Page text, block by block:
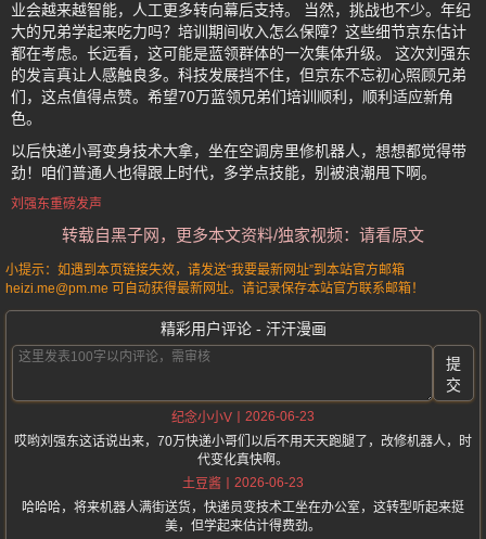
业会越来越智能，人工更多转向幕后支持。 当然，挑战也不少。年纪
大的兄弟学起来吃力吗？培训期间收入怎么保障？这些细节京东估计
都在考虑。长远看，这可能是蓝领群体的一次集体升级。 这次刘强东
的发言真让人感触良多。科技发展挡不住，但京东不忘初心照顾兄弟
们，这点值得点赞。希望70万蓝领兄弟们培训顺利，顺利适应新角
色。
以后快递小哥变身技术大拿，坐在空调房里修机器人，想想都觉得带
劲！咱们普通人也得跟上时代，多学点技能，别被浪潮甩下啊。
刘强东重磅发声
转载自黑子网，更多本文资料/独家视频：请看原文
小提示：如遇到本页链接失效，请发送“我要最新网址”到本站官方邮箱
heizi.me@pm.me 可自动获得最新网址。请记录保存本站官方联系邮箱！
精彩用户评论 - 汗汗漫画
提
交
纪念小小V
2026-06-23
哎哟刘强东这话说出来，70万快递小哥们以后不用天天跑腿了，改修机器人，时
代变化真快啊。
土豆酱
2026-06-23
哈哈哈，将来机器人满街送货，快递员变技术工坐在办公室，这转型听起来挺
美，但学起来估计得费劲。